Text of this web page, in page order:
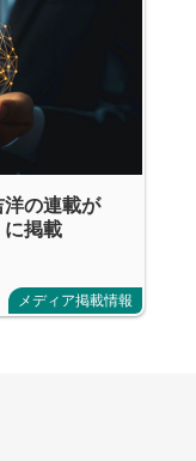
洋の連載が
に掲載
メディア掲載情報